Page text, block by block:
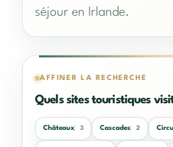
séjour en Irlande.
AFFINER LA RECHERCHE
Quels sites touristiques
Châteaux 3 Cascades 2